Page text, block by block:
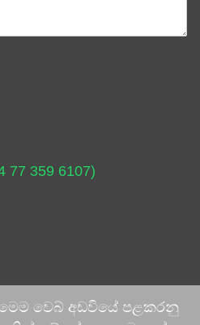
77 359 6107)
මෙම වෙබ් අඩවියේ පළකරනු